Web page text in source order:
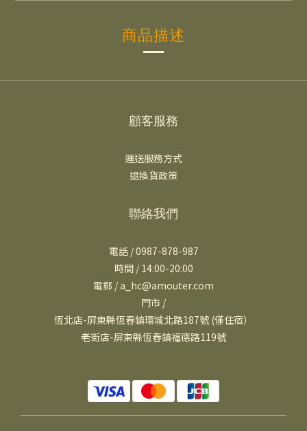
商品描述
顧客服務
運送服務方式
退換貨政策
聯絡我們
電話 / 0987-878-987
時間 / 14:00-20:00
電郵 / a_hc@amouter.com
門市 /
恆北店-屏東縣恆春鎮環城北路187號 (僅住宿）
老街店-屏東縣恆春鎮福德路119號